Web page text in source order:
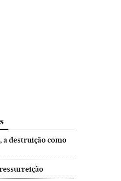
a destruição como